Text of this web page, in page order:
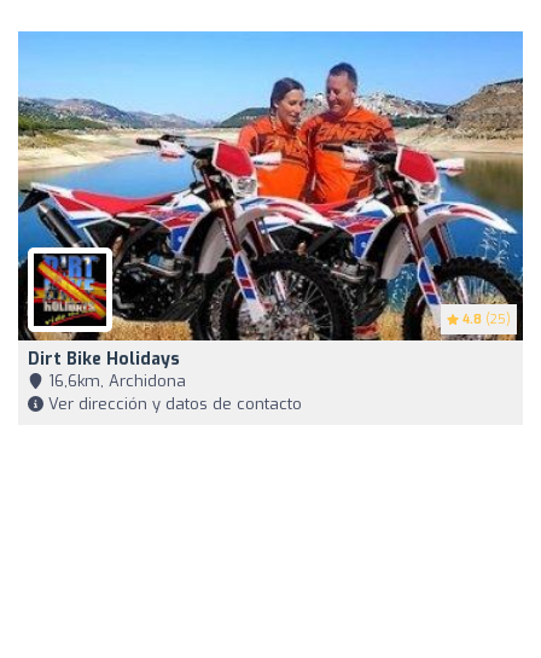
4.8 (25)
Dirt Bike Holidays
16,6km, Archidona
Ver dirección y datos de contacto